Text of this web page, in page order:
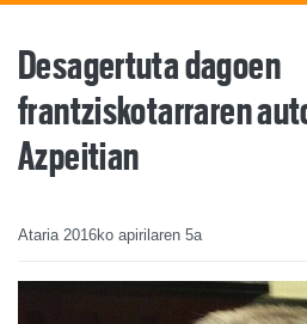
Desagertuta dagoen
frantziskotarraren
Azpeitian
Ataria 2016ko apirilaren 5a